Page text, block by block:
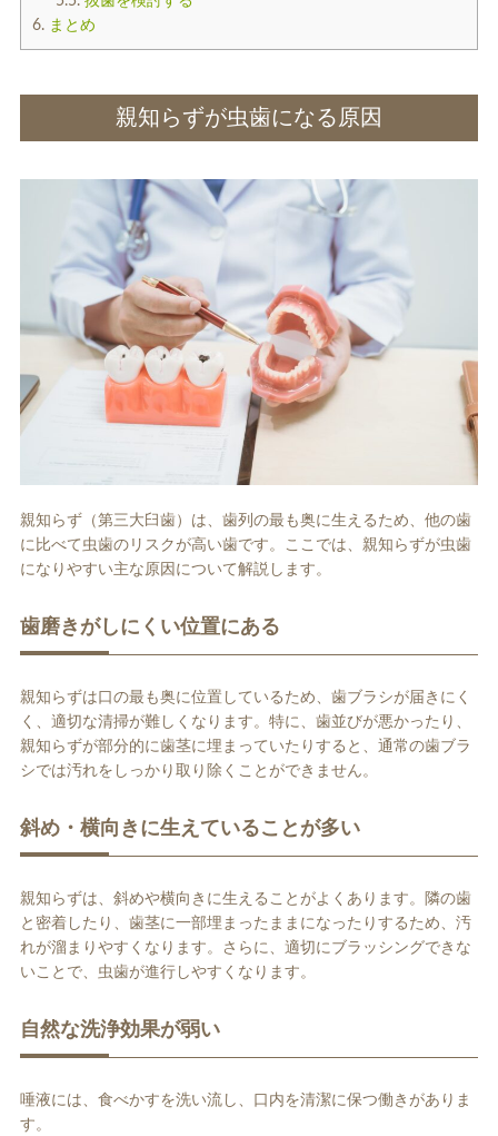
6.まとめ
親知らずが虫歯になる原因
親知らず（第三大臼歯）は、歯列の最も奥に生えるため、他の歯
に比べて虫歯のリスクが高い歯です。ここでは、親知らずが虫歯
になりやすい主な原因について解説します。
歯磨きがしにくい位置にある
親知らずは口の最も奥に位置しているため、歯ブラシが届きにく
く、適切な清掃が難しくなります。特に、歯並びが悪かったり、
親知らずが部分的に歯茎に埋まっていたりすると、通常の歯ブラ
シでは汚れをしっかり取り除くことができません。
斜め・横向きに生えていることが多い
親知らずは、斜めや横向きに生えることがよくあります。隣の歯
と密着したり、歯茎に一部埋まったままになったりするため、汚
れが溜まりやすくなります。さらに、適切にブラッシングできな
いことで、虫歯が進行しやすくなります。
自然な洗浄効果が弱い
唾液には、食べかすを洗い流し、口内を清潔に保つ働きがありま
す。